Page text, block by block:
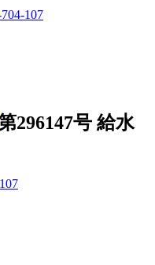
296147号 給水